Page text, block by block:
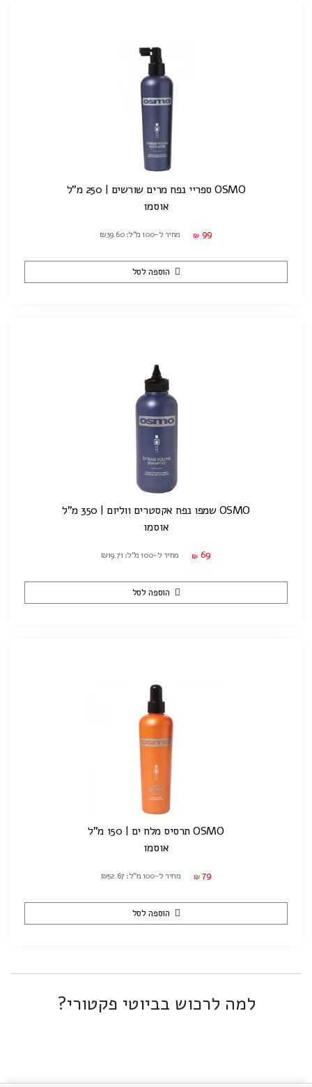
OSMO ספריי נפח מרים שורשים | 250 מ"ל
אוסמו
₪ 99 מחיר ל-100 מ"ל: ₪39.60
הוספה לסל
OSMO שמפו נפח אקסטרים ווליום | 350 מ"ל
אוסמו
₪ 69 מחיר ל-100 מ"ל: ₪19.71
הוספה לסל
OSMO תרסיס מלח ים | 150 מ"ל
אוסמו
₪ 79 מחיר ל-100 מ"ל: ₪52.67
הוספה לסל
למה לרכוש בביוטי פקטורי?